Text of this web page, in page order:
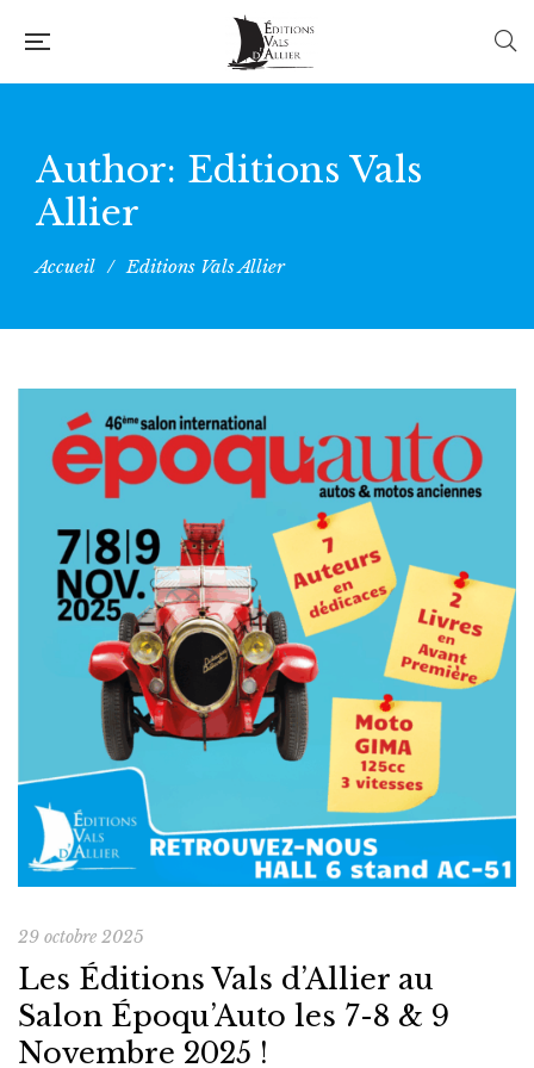
Author: Editions Vals
Allier
Accueil / Editions Vals Allier
29 octobre 2025
Les Éditions Vals d’Allier au
Salon Époqu’Auto les 7-8 & 9
Novembre 2025 !